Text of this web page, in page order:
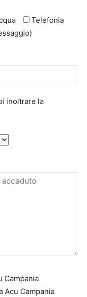
Telefonia
inoltrare la
Campania
Acu Campania